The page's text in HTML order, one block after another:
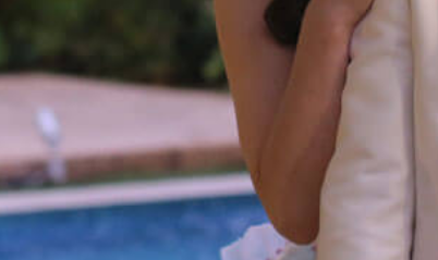
レポート
Party Report
After Story
follow us